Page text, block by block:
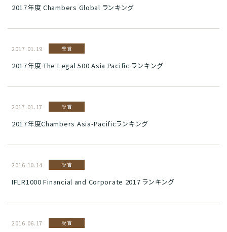
2017年度 Chambers Global ランキング
2017.01.19 受賞
2017年度 The Legal 500 Asia Pacific ランキング
2017.01.17 受賞
2017年度Chambers Asia-Pacificランキング
2016.10.14 受賞
IFLR1000 Financial and Corporate 2017 ランキング
2016.06.17 受賞